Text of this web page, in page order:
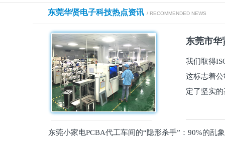
东莞华贤电子科技热点资讯 / RECOMMENDED NEWS
东莞市华
我们取得
这标志着
定了坚实
东莞小家电PCBA代工车间的“隐形杀手”：90%的乱